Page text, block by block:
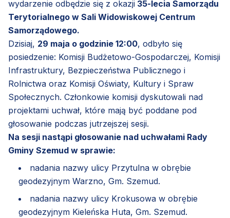
wydarzenie odbędzie się z okazji 35-lecia Samorządu
Terytorialnego w Sali Widowiskowej Centrum
Samorządowego.
Dzisiaj, 29 maja o godzinie 12:00, odbyło się
posiedzenie: Komisji Budżetowo-Gospodarczej, Komisji
Infrastruktury, Bezpieczeństwa Publicznego i
Rolnictwa oraz Komisji Oświaty, Kultury i Spraw
Społecznych. Członkowie komisji dyskutowali nad
projektami uchwał, które mają być poddane pod
głosowanie podczas jutrzejszej sesji.
Na sesji nastąpi głosowanie nad uchwałami Rady
Gminy Szemud w sprawie:
nadania nazwy ulicy Przytulna w obrębie
geodezyjnym Warzno, Gm. Szemud.
nadania nazwy ulicy Krokusowa w obrębie
geodezyjnym Kieleńska Huta, Gm. Szemud.